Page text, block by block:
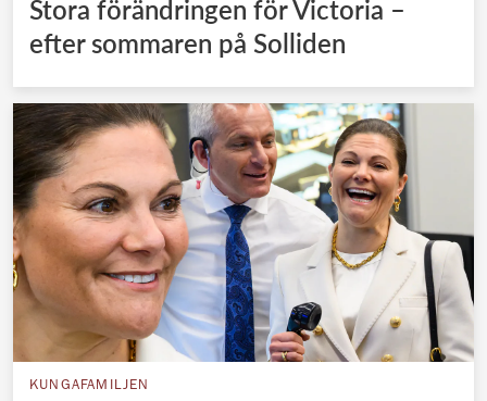
Stora förändringen för Victoria –
efter sommaren på Solliden
KUNGAFAMILJEN